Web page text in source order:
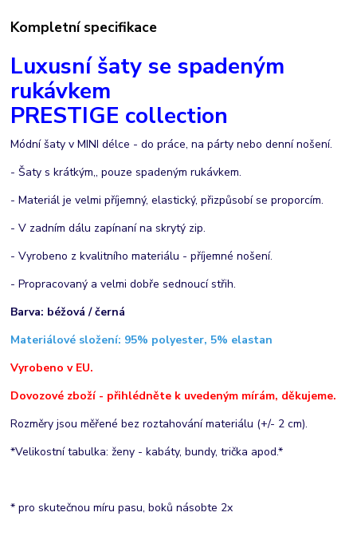
Kompletní specifikace
Luxusní šaty se spadeným
rukávkem
PRESTIGE collection
Módní šaty v MINI délce - do práce, na párty nebo denní nošení.
- Šaty s krátkým,, pouze spadeným rukávkem.
- Materiál je velmi příjemný, elastický, přizpůsobí se proporcím.
- V zadním dálu zapínaní na skrytý zip.
- Vyrobeno z kvalitního materiálu - příjemné nošení.
- Propracovaný a velmi dobře sednoucí střih.
Barva: béžová / černá
Materiálové složení: 95% polyester, 5% elastan
Vyrobeno v EU.
Dovozové zboží - přihlédněte k uvedeným mírám, děkujeme.
Rozměry jsou měřené bez roztahování materiálu (+/- 2 cm).
*Velikostní tabulka: ženy - kabáty, bundy, trička apod.*
* pro skutečnou míru pasu, boků násobte 2x